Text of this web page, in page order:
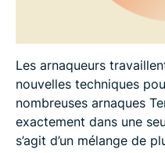
Les arnaqueurs
nouvelles techniques
nombreuses arnaques
exactement dans une
s’agit d’un mélange de